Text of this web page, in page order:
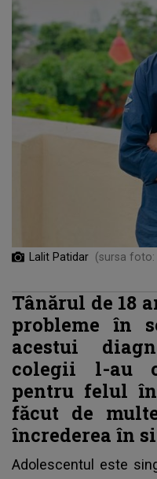
Lalit Patidar (sursa foto:
Tânărul de 18
probleme în
acestui
colegii l-au
pentru felul
făcut de
încrederea în
Adolescentul este